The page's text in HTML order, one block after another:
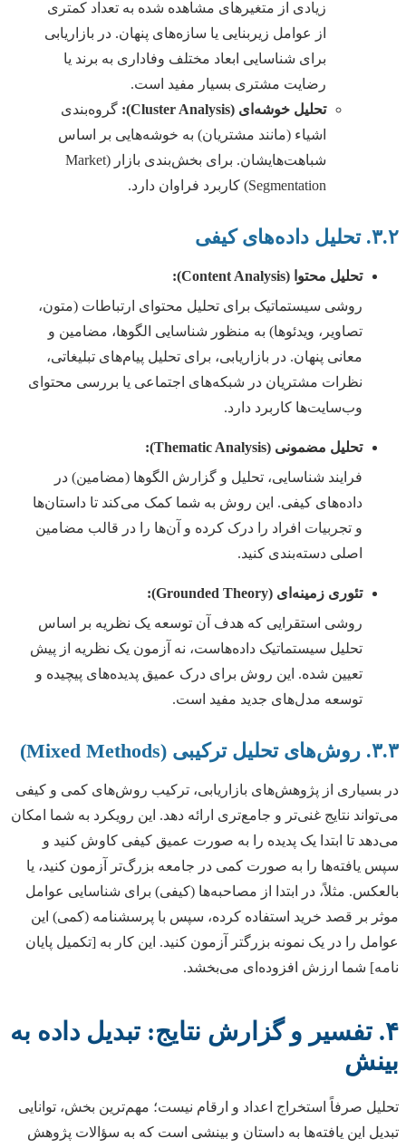
زیادی از متغیرهای مشاهده شده به تعداد کمتری
از عوامل زیربنایی یا سازه‌های پنهان. در بازاریابی
برای شناسایی ابعاد مختلف وفاداری به برند یا
رضایت مشتری بسیار مفید است.
تحلیل خوشه‌ای (Cluster Analysis):
گروه‌بندی
اشیاء (مانند مشتریان) به خوشه‌هایی بر اساس
شباهت‌هایشان. برای بخش‌بندی بازار (Market
Segmentation) کاربرد فراوان دارد.
۳.۲. تحلیل داده‌های کیفی
تحلیل محتوا (Content Analysis):
روشی سیستماتیک برای تحلیل محتوای ارتباطات (متون،
تصاویر، ویدئوها) به منظور شناسایی الگوها، مضامین و
معانی پنهان. در بازاریابی، برای تحلیل پیام‌های تبلیغاتی،
نظرات مشتریان در شبکه‌های اجتماعی یا بررسی محتوای
وب‌سایت‌ها کاربرد دارد.
تحلیل مضمونی (Thematic Analysis):
فرایند شناسایی، تحلیل و گزارش الگوها (مضامین) در
داده‌های کیفی. این روش به شما کمک می‌کند تا داستان‌ها
و تجربیات افراد را درک کرده و آن‌ها را در قالب مضامین
اصلی دسته‌بندی کنید.
تئوری زمینه‌ای (Grounded Theory):
روشی استقرایی که هدف آن توسعه یک نظریه بر اساس
تحلیل سیستماتیک داده‌هاست، نه آزمون یک نظریه از پیش
تعیین شده. این روش برای درک عمیق پدیده‌های پیچیده و
توسعه مدل‌های جدید مفید است.
۳.۳. روش‌های تحلیل ترکیبی (Mixed Methods)
در بسیاری از پژوهش‌های بازاریابی، ترکیب روش‌های کمی و کیفی
می‌تواند نتایج غنی‌تر و جامع‌تری ارائه دهد. این رویکرد به شما امکان
می‌دهد تا ابتدا یک پدیده را به صورت عمیق کیفی کاوش کنید و
سپس یافته‌ها را به صورت کمی در جامعه بزرگ‌تر آزمون کنید، یا
بالعکس. مثلاً، در ابتدا از مصاحبه‌ها (کیفی) برای شناسایی عوامل
موثر بر قصد خرید استفاده کرده، سپس با پرسشنامه (کمی) این
عوامل را در یک نمونه بزرگتر آزمون کنید. این کار به [تکمیل پایان
نامه] شما ارزش افزوده‌ای می‌بخشد.
۴. تفسیر و گزارش نتایج: تبدیل داده به
بینش
تحلیل صرفاً استخراج اعداد و ارقام نیست؛ مهم‌ترین بخش، توانایی
تبدیل این یافته‌ها به داستان و بینشی است که به سؤالات پژوهش